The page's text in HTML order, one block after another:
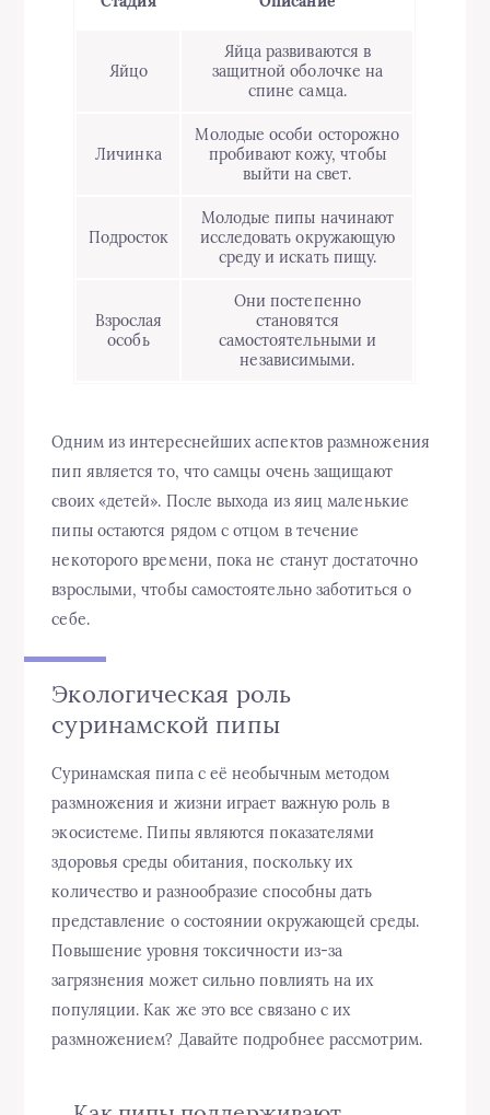
Яйцо
Яйца развиваются в
защитной оболочке на
спине самца.
Личинка
Молодые особи осторожно
пробивают кожу, чтобы
выйти на свет.
Подросток
Молодые пипы начинают
исследовать окружающую
среду и искать пищу.
Взрослая
особь
Они постепенно
становятся
самостоятельными и
независимыми.
Одним из интереснейших аспектов размножения
пип является то, что самцы очень защищают
своих «детей». После выхода из яиц маленькие
пипы остаются рядом с отцом в течение
некоторого времени, пока не станут достаточно
взрослыми, чтобы самостоятельно заботиться о
себе.
Экологическая роль
суринамской пипы
Суринамская пипа с её необычным методом
размножения и жизни играет важную роль в
экосистеме. Пипы являются показателями
здоровья среды обитания, поскольку их
количество и разнообразие способны дать
представление о состоянии окружающей среды.
Повышение уровня токсичности из-за
загрязнения может сильно повлиять на их
популяции. Как же это все связано с их
размножением? Давайте подробнее рассмотрим.